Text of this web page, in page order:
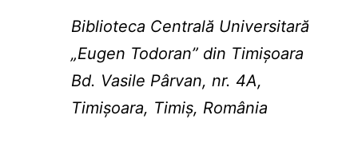
Biblioteca Centrală Universitară
„Eugen Todoran” din Timişoara
Bd. Vasile Pârvan, nr. 4A,
Timișoara, Timiș, România